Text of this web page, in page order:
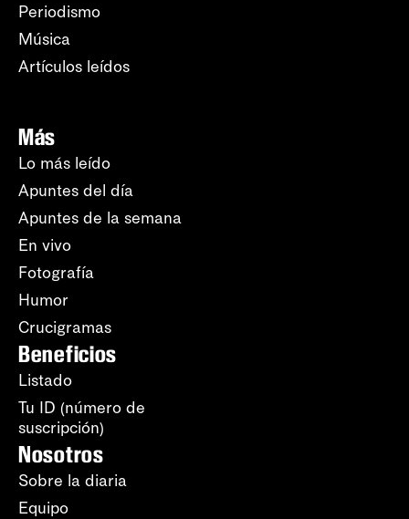
Periodismo
Música
Artículos leídos
Más
Lo más leído
Apuntes del día
Apuntes de la semana
En vivo
Fotografía
Humor
Crucigramas
Beneficios
Listado
Tu ID (número de
suscripción)
Nosotros
Sobre la diaria
Equipo